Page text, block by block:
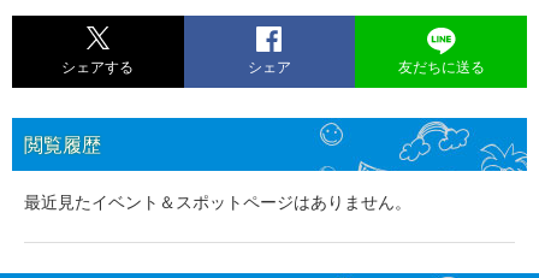
シェアする シェア 友だちに送る
閲覧履歴
最近見たイベント＆スポットページはありません。